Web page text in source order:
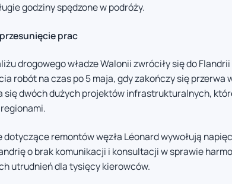
godziny spędzone w podróży.
prac
drogowego władze Walonii zwróciły się do
robót na czas po 5 maja, gdy zakończy się przerwa
się dwóch dużych projektów infrastrukturalnych,
remontów węzła Léonard wywołują
o brak komunikacji i konsultacji w sprawie
utrudnień dla tysięcy kierowców.